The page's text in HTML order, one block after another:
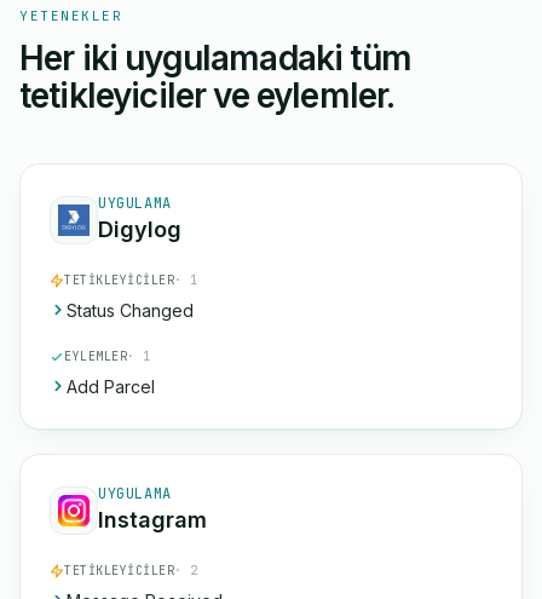
YETENEKLER
Her iki uygulamadaki tüm
tetikleyiciler ve eylemler.
UYGULAMA
Digylog
TETIKLEYICILER· 1
Status Changed
EYLEMLER· 1
Add Parcel
UYGULAMA
Instagram
TETIKLEYICILER· 2